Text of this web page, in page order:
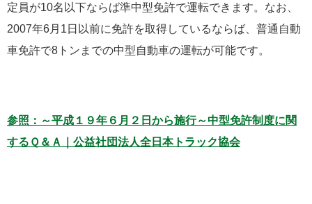
定員が10名以下ならば準中型免許で運転できます。なお、
2007年6月1日以前に免許を取得しているならば、普通自動
車免許で8トンまでの中型自動車の運転が可能です。
参照：～平成１９年６月２日から施行～中型免許制度に関
するＱ＆Ａ｜公益社団法人全日本トラック協会